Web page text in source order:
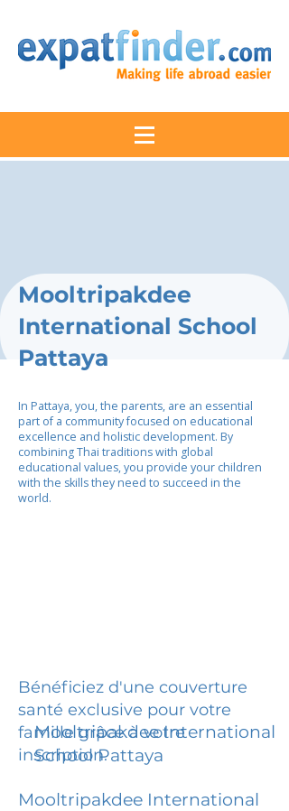
Mooltripakdee
International School
Pattaya
In Pattaya, you, the parents, are an essential
part of a community focused on educational
excellence and holistic development. By
combining Thai traditions with global
educational values, you provide your children
with the skills they need to succeed in the
world.
Bénéficiez d'une couverture
santé exclusive pour votre
famille grâce à votre
inscription.
Mooltripakdee International
School Pattaya
Mooltripakdee International